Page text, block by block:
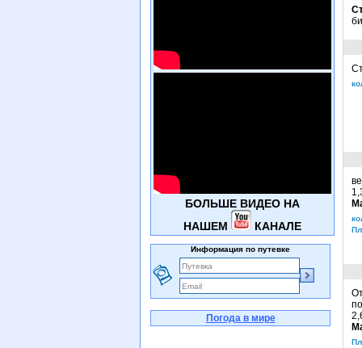
БОЛЬШЕ ВИДЕО НА
НАШЕМ
КАНАЛЕ
Информация по путевке
Погода в мире